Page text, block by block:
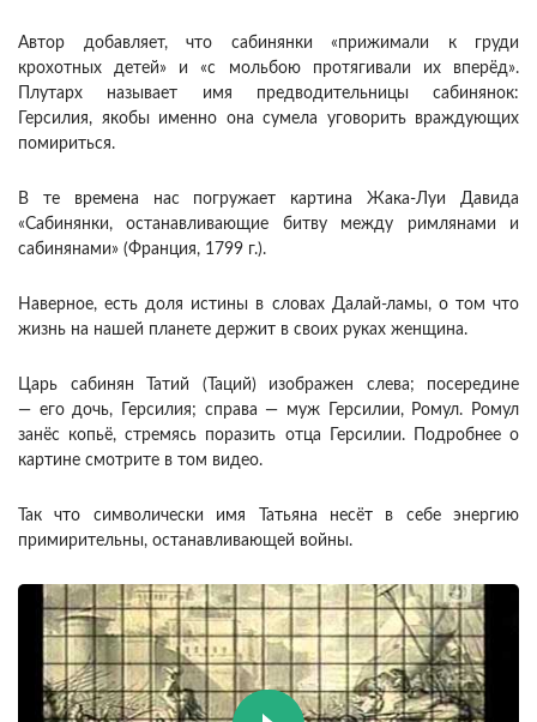
Автор добавляет, что сабинянки «прижимали к груди
крохотных детей» и «с мольбою протягивали их вперёд».
Плутарх называет имя предводительницы сабинянок:
Герсилия, якобы именно она сумела уговорить враждующих
помириться.
В те времена нас погружает картина Жака-Луи Давида
«Сабинянки, останавливающие битву между римлянами и
сабинянами» (Франция, 1799 г.).
Наверное, есть доля истины в словах Далай-ламы, о том что
жизнь на нашей планете держит в своих руках женщина.
Царь сабинян Татий (Таций) изображен слева; посередине
— его дочь, Герсилия; справа — муж Герсилии, Ромул. Ромул
занёс копьё, стремясь поразить отца Герсилии. Подробнее о
картине смотрите в том видео.
Так что символически имя Татьяна несёт в себе энергию
примирительны, останавливающей войны.